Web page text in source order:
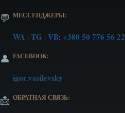
💬 МЕССЕНДЖЕРЫ:
WA | TG | VB: +380 50 776 56 22
👤 FACEBOOK:
igor.vasilevsky
📩 ОБРАТНАЯ СВЯЗЬ: